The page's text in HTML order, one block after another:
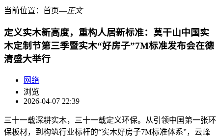
当前位置： 首页―正文
定义实木新高度，重构人居新标准：莫干山中国实
木定制节第三季暨实木“好房子”7M标准发布会在德
清盛大举行
网络
浏览
2026-04-07 22:39
三十一载深耕实木，三十一载定义环保。从引领中国第一张环
保板材，到构筑行业标杆的“实木好房子7M标准体系”，云峰